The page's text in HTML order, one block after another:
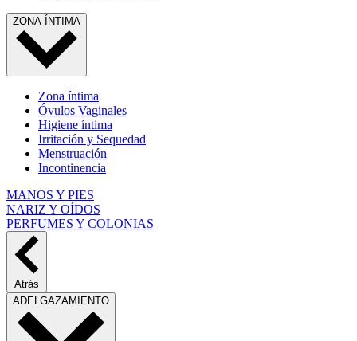
ZONA ÍNTIMA
Zona íntima
Óvulos Vaginales
Higiene íntima
Irritación y Sequedad
Menstruación
Incontinencia
MANOS Y PIES
NARIZ Y OÍDOS
PERFUMES Y COLONIAS
Atrás
ADELGAZAMIENTO